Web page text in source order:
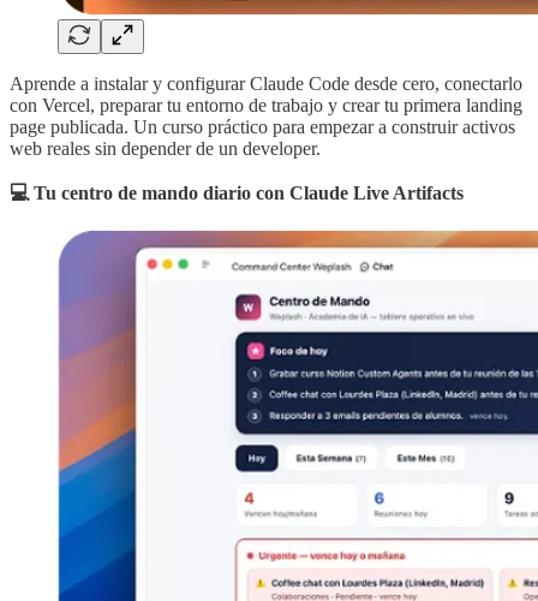
Aprende a instalar y configurar Claude Code desde cero, conectarlo
con Vercel, preparar tu entorno de trabajo y crear tu primera landing
page publicada. Un curso práctico para empezar a construir activos
web reales sin depender de un developer.
💻 Tu centro de mando diario con Claude Live Artifacts